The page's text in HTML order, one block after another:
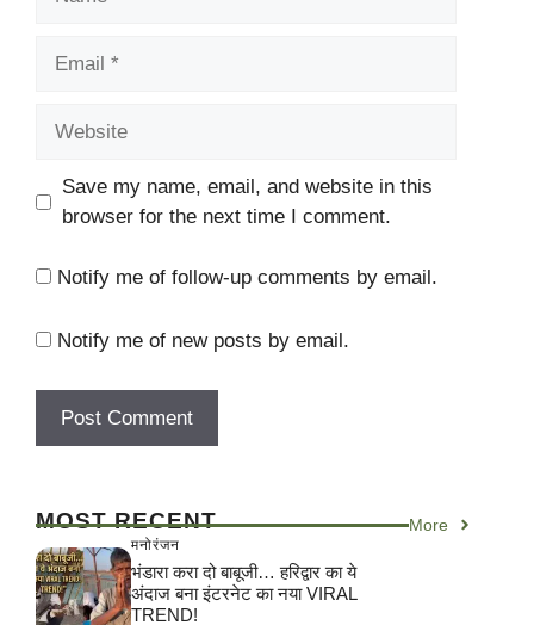
Save my name, email, and website in this
browser for the next time I comment.
Notify me of follow-up comments by email.
Notify me of new posts by email.
MOST RECENT More
मनोरंजन
भंडारा करा दो बाबूजी… हरिद्वार का ये
अंदाज बना इंटरनेट का नया VIRAL
TREND!